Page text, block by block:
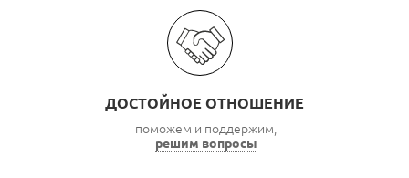
ДОСТОЙНОЕ ОТНОШЕНИЕ
поможем и поддержим,
решим вопросы